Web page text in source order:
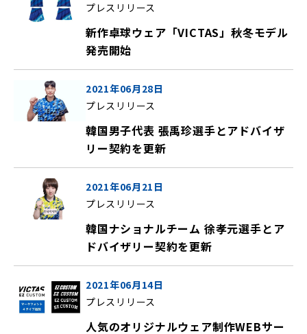
プレスリリース
新作卓球ウェア「VICTAS」秋冬モデル
発売開始
2021年06月28日
プレスリリース
韓国男子代表 張禹珍選手とアドバイザ
リー契約を更新
2021年06月21日
プレスリリース
韓国ナショナルチーム 徐孝元選手とア
ドバイザリー契約を更新
2021年06月14日
プレスリリース
人気のオリジナルウェア制作WEBサー